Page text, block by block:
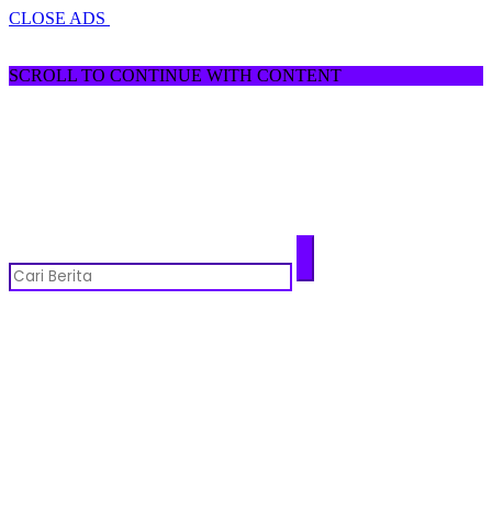
CLOSE ADS
SCROLL TO CONTINUE WITH CONTENT